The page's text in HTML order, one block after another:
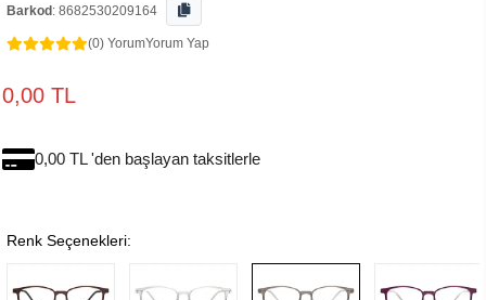
Barkod : 8682530209164
(0) YorumYorum Yap
0,00 TL
0,00 TL 'den başlayan taksitlerle
Renk Seçenekleri: